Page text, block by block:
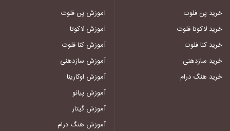
خرید پن فلوت
خرید لاکوتا فلوت
خرید کنا فلوت
خرید سازدهنی
خرید هنگ درام
آموزش پن فلوت
آموزش لاکوتا
آموزش کنا فلوت
آموزش سازدهنی
آموزش اوکارینا
آموزش پیانو
آموزش گیتار
آموزش هنگ درام